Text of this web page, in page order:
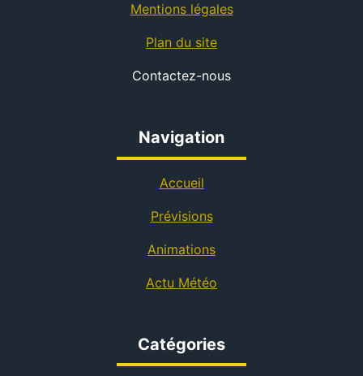
Mentions légales
Plan du site
Contactez-nous
Navigation
Accueil
Prévisions
Animations
Actu Météo
Catégories